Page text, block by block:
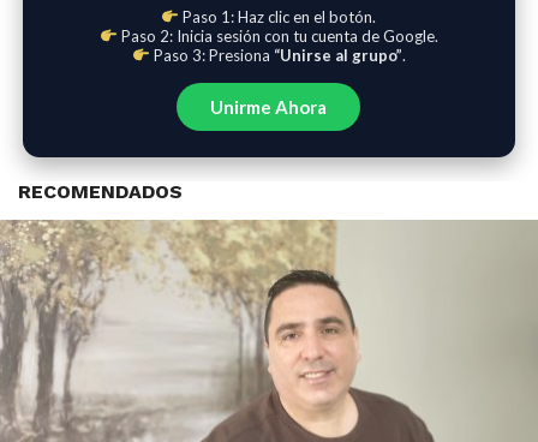
Paso 1: Haz clic en el botón.
Paso 2: Inicia sesión con tu cuenta de Google.
Paso 3: Presiona “Unirse al grupo”.
Unirme Ahora
RECOMENDADOS